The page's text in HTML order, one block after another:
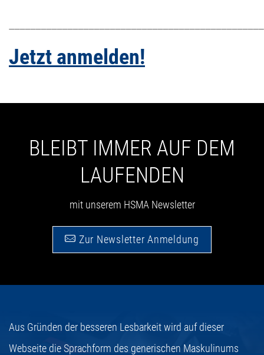
Jetzt anmelden!
BLEIBT IMMER AUF DEM
LAUFENDEN
mit unserem HSMA Newsletter
Zur Newsletter Anmeldung
Aus Gründen der besseren Lesbarkeit wird auf dieser
Webseite die Sprachform des generischen Maskulinums